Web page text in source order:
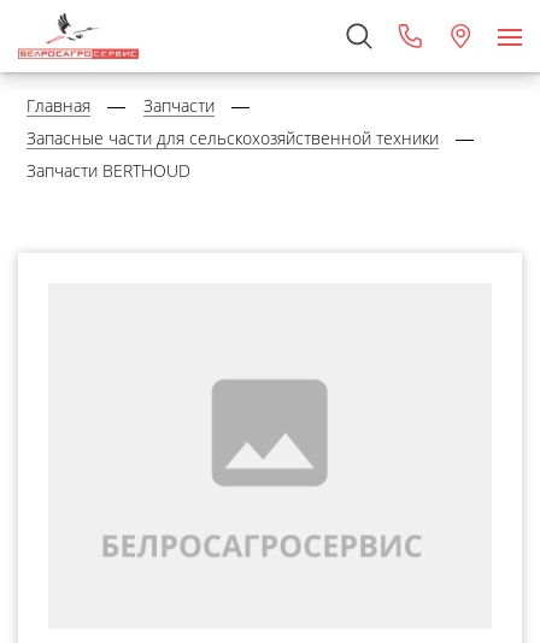
Главная
Запчасти
Запасные части для сельскохозяйственной техники
Запчасти BERTHOUD